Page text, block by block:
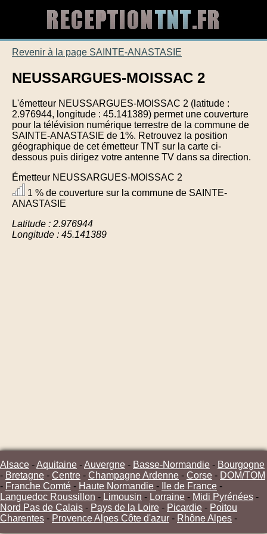
Revenir à la page SAINTE-ANASTASIE
NEUSSARGUES-MOISSAC 2
L'émetteur NEUSSARGUES-MOISSAC 2 (latitude :
2.976944, longitude : 45.141389) permet une couverture
pour la télévision numérique terrestre de la commune de
SAINTE-ANASTASIE de 1%. Retrouvez la position
géographique de cet émetteur TNT sur la carte ci-
dessous puis dirigez votre antenne TV dans sa direction.
Émetteur NEUSSARGUES-MOISSAC 2
1 % de couverture sur la commune de SAINTE-
ANASTASIE
Latitude : 2.976944
Longitude : 45.141389
Alsace -Aquitaine -Auvergne - Basse-Normandie - Bourgogne
- Bretagne - Centre - Champagne Ardenne - Corse - DOM/TOM
- Franche Comté - Haute Normandie - Ile de France -
Languedoc Roussillon - Limousin - Lorraine - Midi Pyrénées -
Nord Pas de Calais - Pays de la Loire - Picardie - Poitou
Charentes - Provence Alpes Côte d'azur - Rhône Alpes -